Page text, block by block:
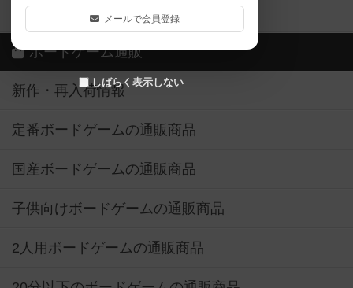
メールで会員登録
しばらく表示しない
ボドゲーマご利用案内
ボードゲーム通販
新作・再入荷情報
定番ボードゲームの通販商品
国産ボードゲームの通販商品
子供向けボードゲームの通販商品
2人用ボードゲームの通販商品